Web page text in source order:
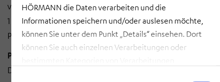
HÖRMANN die Daten verarbeiten und die
Informationen speichern und/oder auslesen möchte,
können Sie unter dem Punkt „Details“ einsehen. Dort
können Sie auch einzelnen Verarbeitungen oder
von Geschenken erfolgt auf Grundlage von Art. 6 Abs.
1 lit. f DSGVO. Unser berechtigtes Interesse liegt in der
Pflege von Geschäftsbeziehungen.
Projektmanagement:
Die Erfassung und
Dokumentation von projektbezogenen Informationen